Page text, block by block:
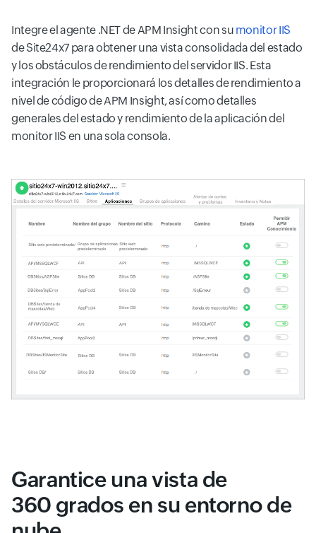
Integre el agente .NET de APM Insight con su monitor IIS
de Site24x7 para obtener una vista consolidada del estado
y los obstáculos de rendimiento del servidor IIS. Esta
integración le proporcionará los detalles de rendimiento a
nivel de código de APM Insight, así como detalles
generales del estado y rendimiento de la aplicación del
monitor IIS en una sola consola.
Garantice una vista de
360 grados en su entorno de